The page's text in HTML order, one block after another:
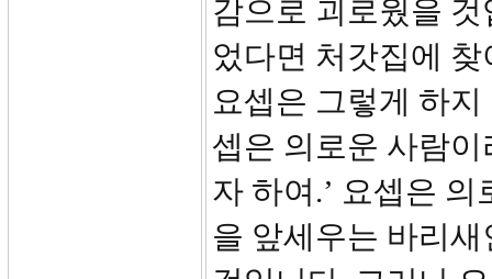
감으로 괴로웠을
었다면 처갓집에
요셉은 그렇게 하
셉은 의로운 사람
자 하여.’ 요셉은
을 앞세우는 바리